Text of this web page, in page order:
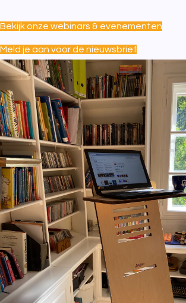
Bekijk onze webinars & evenementen
Meld je aan voor de nieuwsbrief